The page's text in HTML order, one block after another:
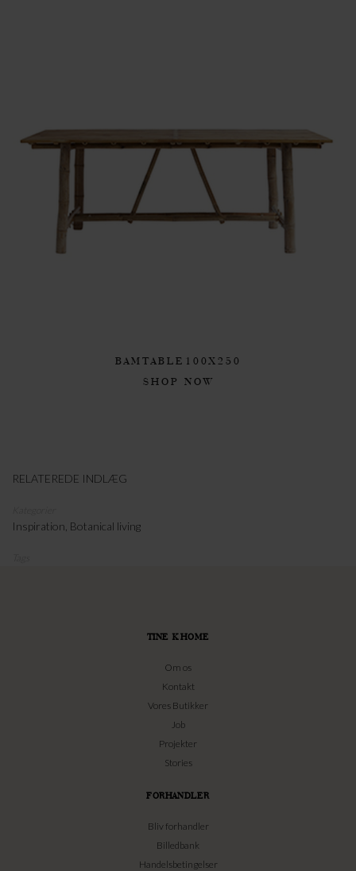
BAMTABLE100X250
SHOP NOW
RELATEREDE INDLÆG
Inspiration Botanical living
TINE K HOME
Om os
Kontakt
Vores Butikker
Job
Projekter
Stories
FORHANDLER
Bliv forhandler
Billedbank
Handelsbetingelser